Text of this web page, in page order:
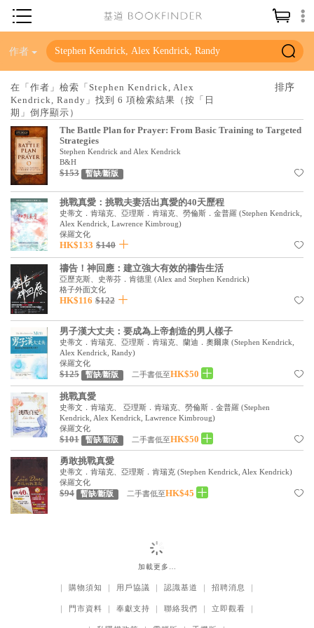
神學／教義
聖經
信仰入門
教會歷史
靈修／禱告
信徒生活
教會事工
分齡牧養
社會／倫理
哲學／宗教比較
見證／傳記
文藝／勵志
童書
精選影音
其他
禮品專區
得獎作品推介
精選英文書
電子書
作者
在「作者」檢索「Stephen Kendrick, Alex
Kendrick, Randy」找到 6 項檢索結果（按「日
期」倒序顯示）
The Battle Plan for Prayer: From Basic Training to Targeted
Strategies
Stephen Kendrick and Alex Kendrick
B&H
$153 暫缺/斷版
挑戰真愛：挑戰夫妻活出真愛的40天歷程
史蒂文．肯瑞克、亞理斯．肯瑞克、勞倫斯．金普羅 (Stephen Kendrick,
Alex Kendrick, Lawrence Kimbroug)
保羅文化
HK$133 $140
禱告！神回應：建立強大有效的禱告生活
亞歷克斯、史蒂芬．肯德里 (Alex and Stephen Kendrick)
格子外面文化
HK$116 $122
男子漢大丈夫：要成為上帝創造的男人樣子
史蒂文．肯瑞克、亞理斯．肯瑞克、蘭迪．奧爾康 (Stephen Kendrick,
Alex Kendrick, Randy)
保羅文化
$125 暫缺/斷版 二手書低至HK$50
挑戰真愛
史蒂文．肯瑞克、 亞理斯．肯瑞克、勞倫斯．金普羅 (Stephen
Kendrick, Alex Kendrick, Lawrence Kimbroug)
保羅文化
$101 暫缺/斷版 二手書低至HK$50
勇敢挑戰真愛
史蒂文．肯瑞克、亞理斯．肯瑞克 (Stephen Kendrick, Alex Kendrick)
保羅文化
$94 暫缺/斷版 二手書低至HK$45
加載更多…
｜ 購物須知 ｜ 用戶協議 ｜ 認識基道 ｜ 招聘消息 ｜
｜ 門市資料 ｜ 奉獻支持 ｜ 聯絡我們 ｜ 立即觀看 ｜